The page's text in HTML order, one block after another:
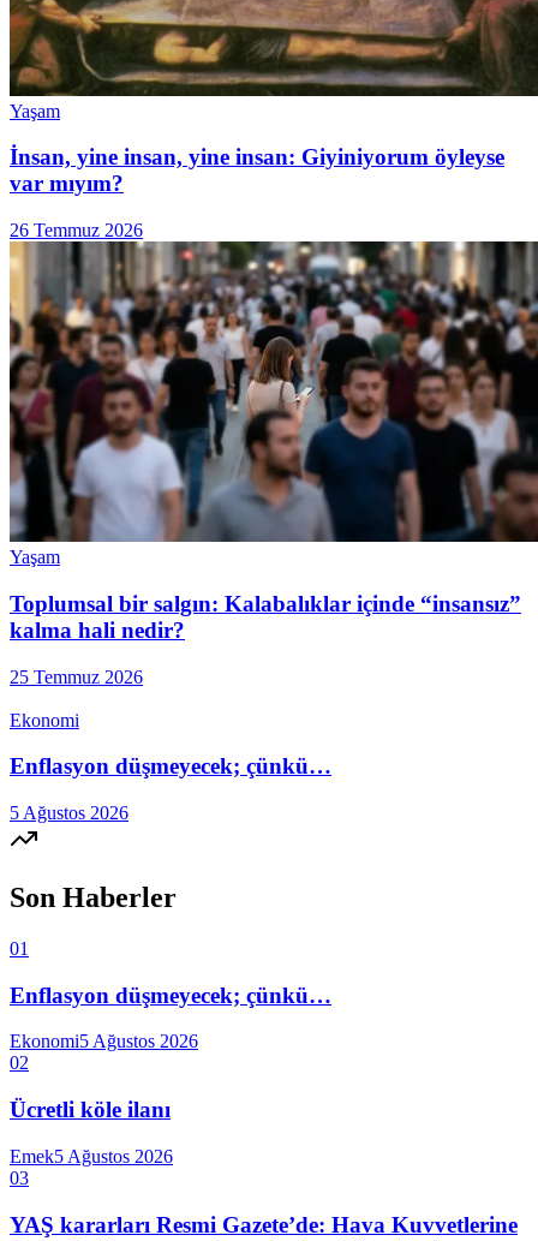
Yaşam
İnsan, yine insan, yine insan: Giyiniyorum öyleyse
var mıyım?
26 Temmuz 2026
Yaşam
Toplumsal bir salgın: Kalabalıklar içinde “insansız”
kalma hali nedir?
25 Temmuz 2026
Ekonomi
Enflasyon düşmeyecek; çünkü…
5 Ağustos 2026
Son Haberler
01
Enflasyon düşmeyecek; çünkü…
Ekonomi5 Ağustos 2026
02
Ücretli köle ilanı
Emek5 Ağustos 2026
03
YAŞ kararları Resmi Gazete’de: Hava Kuvvetlerine